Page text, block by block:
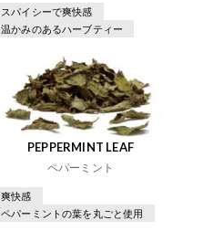
スパイシーで爽快感
温かみのあるハーブティー
PEPPERMINT LEAF
ペパーミント
爽快感
ペパーミントの葉を丸ごと使用